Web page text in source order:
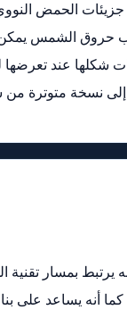
جزيئات الحمض
حروق الشمس
شكلها عند
نسخة متوترة من
يرتبط بمسار تقنية
كما أنه يساعد على